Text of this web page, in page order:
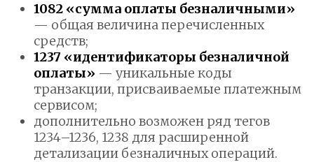
1082 «сумма оплаты безналичными»
— общая величина перечисленных
средств;
1237 «идентификаторы безналичной
оплаты» — уникальные коды
транзакции, присваиваемые платежным
сервисом;
дополнительно возможен ряд тегов
1234–1236, 1238 для расширенной
детализации безналичных операций.